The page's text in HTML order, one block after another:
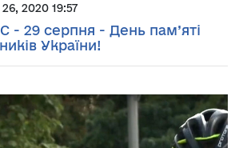
2020 19:57
- 29 серпня - День пам’яті
України!